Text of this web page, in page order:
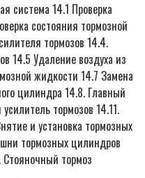
система 14.1 Проверка
состояния тормозной
тормозов 14.4.
14.5 Удаление воздуха из
жидкости 14.7 Замена
цилиндра 14.8. Главный
тормозов 14.11.
и установка тормозных
тормозных цилиндров
Стояночный тормоз